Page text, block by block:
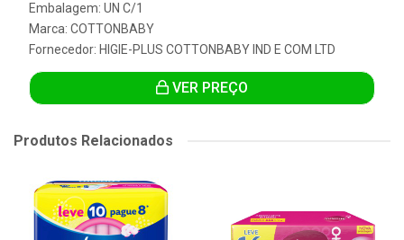
Embalagem: UN C/1
Marca: COTTONBABY
Fornecedor: HIGIE-PLUS COTTONBABY IND E COM LTD
VER PREÇO
Produtos Relacionados